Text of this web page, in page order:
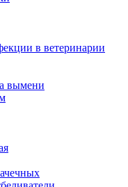
в ветеринарии
вымени